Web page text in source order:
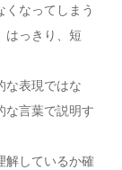
くなってしまう
はっきり、短
な表現ではな
な言葉で説明す
解しているか確